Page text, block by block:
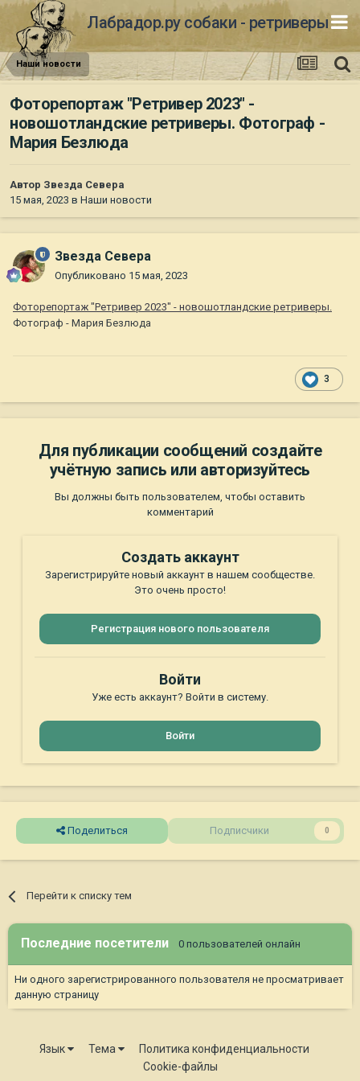
Лабрадор.ру собаки - ретриверы
Наши новости
Фоторепортаж "Ретривер 2023" -
новошотландские ретриверы. Фотограф -
Мария Безлюда
Автор Звезда Севера
15 мая, 2023 в Наши новости
Звезда Севера
Опубликовано 15 мая, 2023
Фоторепортаж "Ретривер 2023" - новошотландские ретриверы.
Фотограф - Мария Безлюда
3
Для публикации сообщений создайте
учётную запись или авторизуйтесь
Вы должны быть пользователем, чтобы оставить
комментарий
Создать аккаунт
Зарегистрируйте новый аккаунт в нашем сообществе.
Это очень просто!
Регистрация нового пользователя
Войти
Уже есть аккаунт? Войти в систему.
Войти
Поделиться Подписчики 0
Перейти к списку тем
Последние посетители 0 пользователей онлайн
Ни одного зарегистрированного пользователя не просматривает
данную страницу
Язык Тема
Политика конфиденциальности
Cookie-файлы